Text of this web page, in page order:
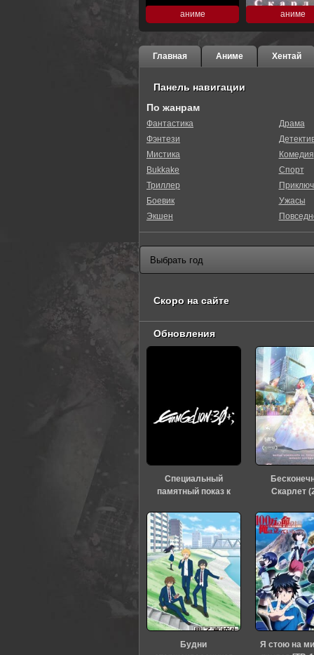
аниме аниме
Главная Аниме Хентай
Панель навигации
По жанрам
Фантастика
Фэнтези
Мистика
Bukkake
Триллер
Боевик
Экшен
Драма
Комедия
Спорт
Ужасы
Скоро на сайте
Обновления
Специальный
памятный показ к
«Евангелиона» (2026)
Скарлет
Будни
Я стою на